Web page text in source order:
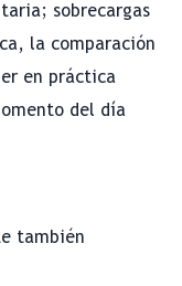
sobrecargas
la comparación
en práctica
del día
también